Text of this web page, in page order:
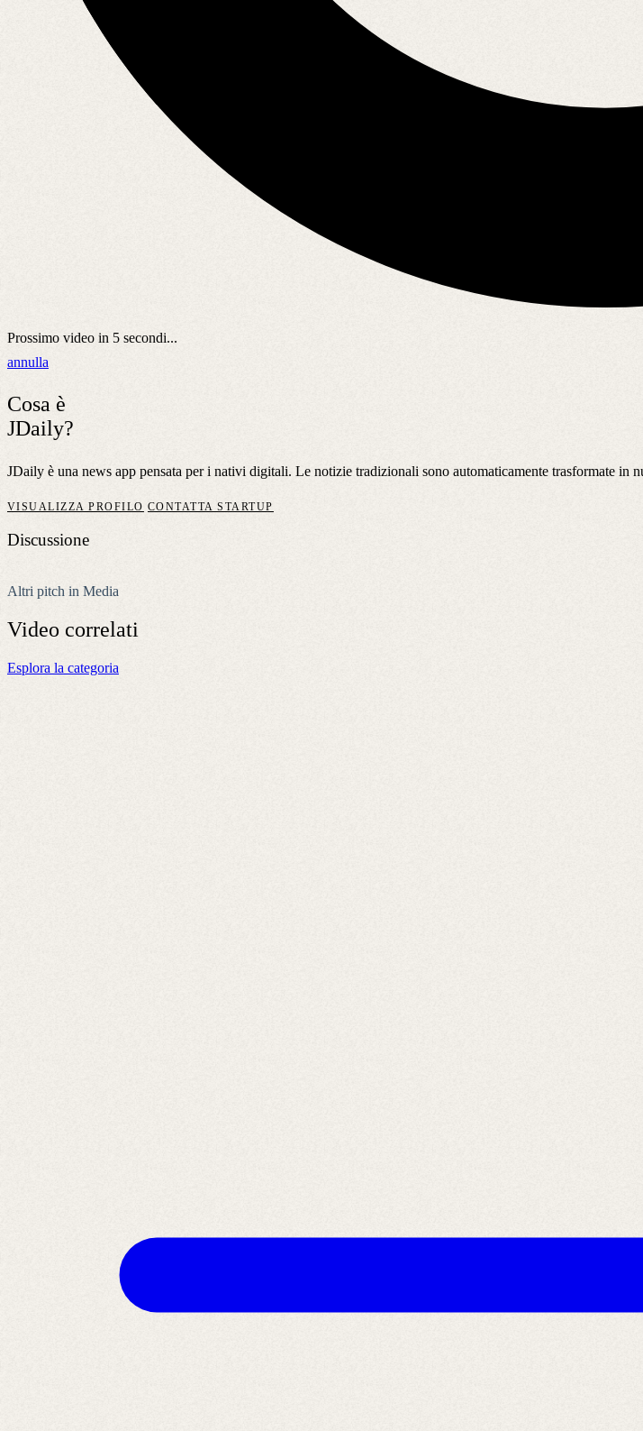
Prossimo video in 5 secondi...
annulla
Cosa è
JDaily?
JDaily è una news app pensata per i nativi digitali. Le notizie tradizionali sono automaticamente trasformate in
VISUALIZZA PROFILO CONTATTA STARTUP
Discussione
Altri pitch in Media
Video correlati
Esplora la categoria